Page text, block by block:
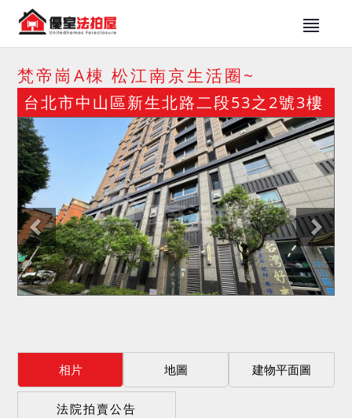
梵帝崗A棟 松江南京生活圈~
台北市中山區新生北路二段53之2號3樓
相片 地圖 建物平面圖
法院拍賣公告